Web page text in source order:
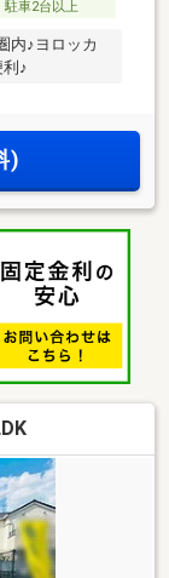
駐車2台以上
内♪ヨロッカ
♪
)